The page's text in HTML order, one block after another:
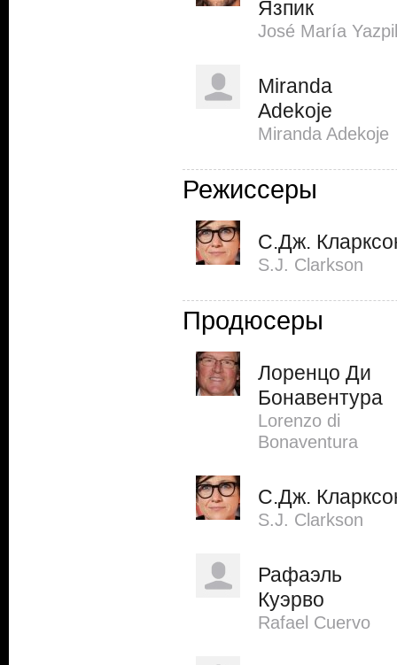
Язпик
José María
Miranda
Adekoje
Miranda Adekoje
Режиссеры
С.Дж.
S.J. Clarkson
Продюсеры
Лоренцо Ди
Бонавентура
Lorenzo di
Bonaventura
С.Дж.
S.J. Clarkson
Рафаэль
Куэрво
Rafael Cuervo